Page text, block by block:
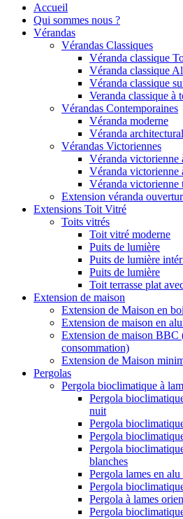
Accueil
Qui sommes nous ?
Vérandas
Vérandas Classiques
Véranda classique
Véranda classique
Véranda classique
Veranda classique à
Vérandas Contemporaines
Véranda moderne
Véranda
Vérandas Victoriennes
Véranda victorienne
Véranda victorienne
Véranda victorienne
Extension véranda
Extensions Toit Vitré
Toits vitrés
Toit vitré moderne
Puits de lumière
Puits de lumière
Puits de lumière
Toit terrasse plat
Extension de maison
Extension de Maison en
Extension de maison en
Extension de maison BBC
consommation)
Extension de Maison
Pergolas
Pergola bioclimatique à
Pergola
nuit
Pergola
Pergola
Pergola
blanches
Pergola lames en
Pergola
Pergola à lames
Pergola